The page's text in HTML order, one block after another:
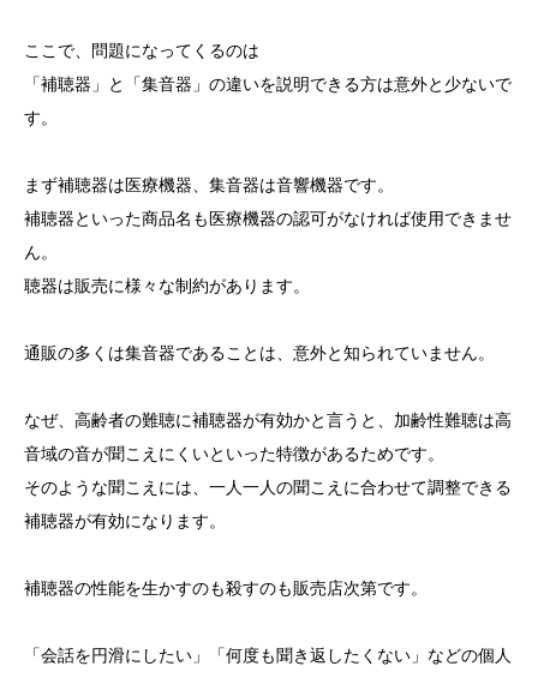
ここで、問題になってくるのは
「補聴器」と「集音器」の違いを説明できる方は意外と少ないで
す。
まず補聴器は医療機器、集音器は音響機器です。
補聴器といった商品名も医療機器の認可がなければ使用できませ
ん。
聴器は販売に様々な制約があります。
通販の多くは集音器であることは、意外と知られていません。
なぜ、高齢者の難聴に補聴器が有効かと言うと、加齢性難聴は高
音域の音が聞こえにくいといった特徴があるためです。
そのような聞こえには、一人一人の聞こえに合わせて調整できる
補聴器が有効になります。
補聴器の性能を生かすのも殺すのも販売店次第です。
「会話を円滑にしたい」「何度も聞き返したくない」などの個人